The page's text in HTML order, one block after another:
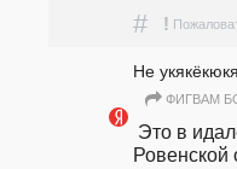
# !
Не
ФИГВАМ
Ровенской